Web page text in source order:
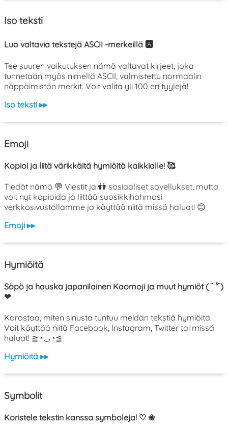
Iso teksti
Luo valtavia tekstejä ASCII -merkeillä 🅰️
Tee suuren vaikutuksen nämä valtavat kirjeet, joka
tunnetaan myös nimellä ASCII, valmistettu normaalin
näppäimistön merkit. Voit valita yli 100 eri tyylejä!
Iso teksti ▸▸
Emoji
Kopioi ja liitä värikkäitä hymiöitä kaikkialle! 🥰
Tiedät nämä 💬 Viestit ja 👫 sosiaaliset sovellukset, mutta
voit nyt kopioida ja liittää suosikkihahmosi
verkkosivustollamme ja käyttää niitä missä haluat! 😊
Emoji ▸▸
Hymiöitä
Söpö ja hauska japanilainen Kaomoji ja muut hymiöt ( ˘ ³˘)
❤
Korostaa, miten sinusta tuntuu meidän tekstiä hymiöitä.
Voit käyttää niitä Facebook, Instagram, Twitter tai missä
haluat! ≧◔◡◔≦
Hymiöitä ▸▸
Symbolit
Koristele tekstin kanssa symboleja! ♡ ❀